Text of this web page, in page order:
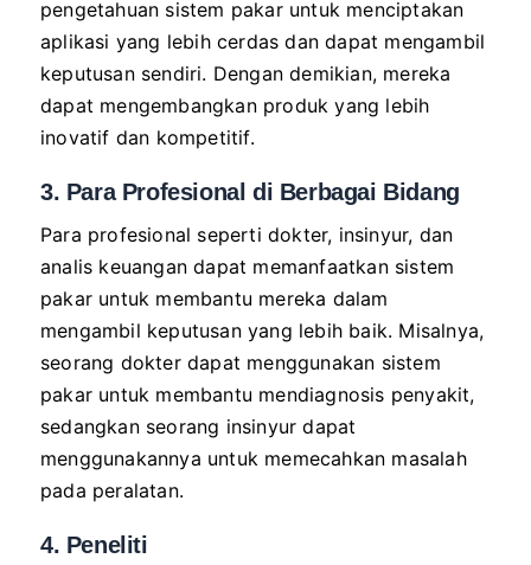
pengetahuan sistem pakar untuk menciptakan
aplikasi yang lebih cerdas dan dapat mengambil
keputusan sendiri. Dengan demikian, mereka
dapat mengembangkan produk yang lebih
inovatif dan kompetitif.
3. Para Profesional di Berbagai Bidang
Para profesional seperti dokter, insinyur, dan
analis keuangan dapat memanfaatkan sistem
pakar untuk membantu mereka dalam
mengambil keputusan yang lebih baik. Misalnya,
seorang dokter dapat menggunakan sistem
pakar untuk membantu mendiagnosis penyakit,
sedangkan seorang insinyur dapat
menggunakannya untuk memecahkan masalah
pada peralatan.
4. Peneliti